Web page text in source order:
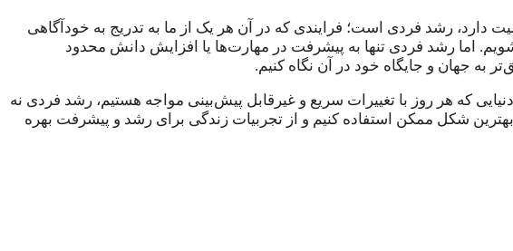
رشد فردی است؛ فرایندی که در آن هر یک از ما به تدریج به خودآگاهی
اما رشد فردی تنها به پیشرفت در مهارت‌ها یا افزایش دانش محدود
به جهان و جایگاه خود در آن نگاه کنیم.
که هر روز با تغییرات سریع و غیرقابل پیش‌بینی مواجه هستیم، رشد فردی نه
شکل ممکن استفاده کنیم و از تجربیات زندگی برای رشد و پیشرفت بهره